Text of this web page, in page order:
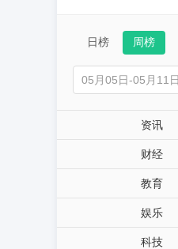
日榜 周榜
资讯
财经
教育
娱乐
科技